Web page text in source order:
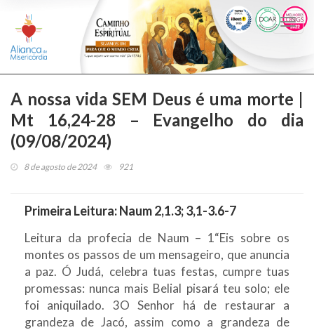
A nossa vida SEM Deus é uma morte |
Mt 16,24-28 – Evangelho do dia
(09/08/2024)
8 de agosto de 2024 921
Primeira Leitura: Naum 2,1.3; 3,1-3.6-7
Leitura da profecia de Naum – 1“Eis sobre os
montes os passos de um mensageiro, que anuncia
a paz. Ó Judá, celebra tuas festas, cumpre tuas
promessas: nunca mais Belial pisará teu solo; ele
foi aniquilado. 3O Senhor há de restaurar a
grandeza de Jacó, assim como a grandeza de